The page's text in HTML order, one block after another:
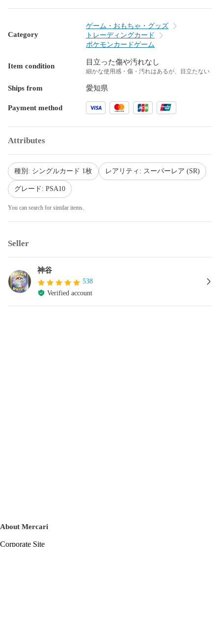
Category
ゲーム・おもちゃ・グッズ
トレーディングカード
ポケモンカードゲーム
Item condition 目立った傷や汚れなし
細かな使用感・傷・汚れはあるが、目立たない
Ships from 愛知県
Payment method
Attributes
種別: シングルカード 1枚 レアリティ: スーパーレア (SR)
グレード: PSA10
You can search for similar items.
Seller
神谷
538
Verified account
About Mercari
Corporate Site